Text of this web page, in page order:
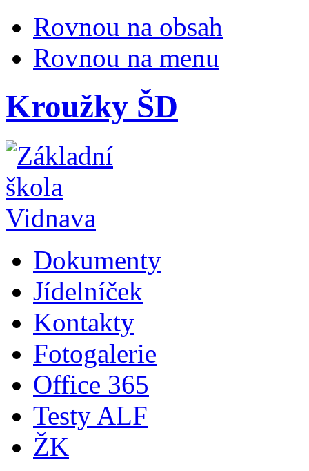
Rovnou na obsah
Rovnou na menu
Kroužky ŠD
Dokumenty
Jídelníček
Kontakty
Fotogalerie
Office 365
Testy ALF
ŽK